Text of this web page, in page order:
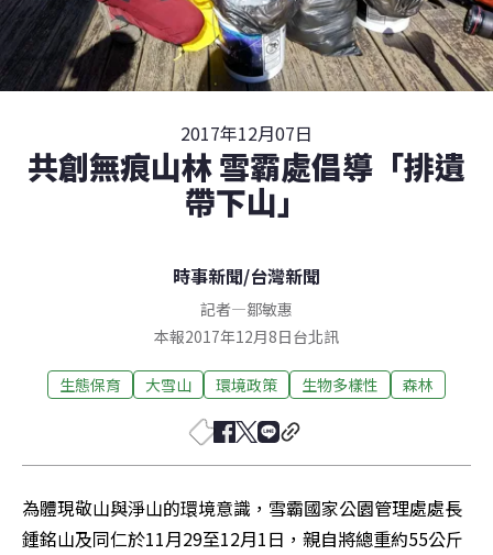
2017年12月07日
共創無痕山林 雪霸處倡導「排遺
帶下山」
時事新聞/台灣新聞
記者—鄒敏惠
本報2017年12月8日台北訊
生態保育 大雪山 環境政策 生物多樣性 森林
為體現敬山與淨山的環境意識，雪霸國家公園管理處處長
鍾銘山及同仁於11月29至12月1日，親自將總重約55公斤